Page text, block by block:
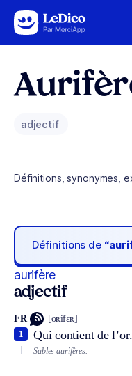
Aller au contenu
adjectif
Définitions, synonymes,
Définitions de
aurifère
adjectif
FR [oʀifɛʀ]
Qui contient de l’or.
1
Sables aurifères.